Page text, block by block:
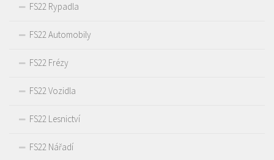
FS22 Rypadla
FS22 Automobily
FS22 Frézy
FS22 Vozidla
FS22 Lesnictví
FS22 Nářadí